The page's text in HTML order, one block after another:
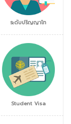
ระดับปริญญาโท
Student Visa